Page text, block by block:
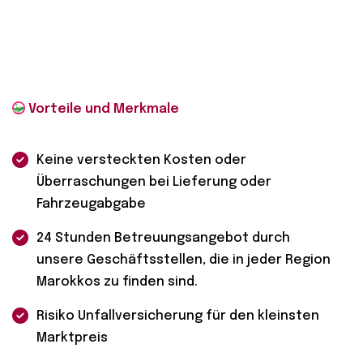
Keine versteckten Kosten oder
Überraschungen bei Lieferung oder
Fahrzeugabgabe
24 Stunden Betreuungsangebot durch
unsere Geschäftsstellen, die in jeder Region
Marokkos zu finden sind.
Risiko Unfallversicherung für den kleinsten
Marktpreis